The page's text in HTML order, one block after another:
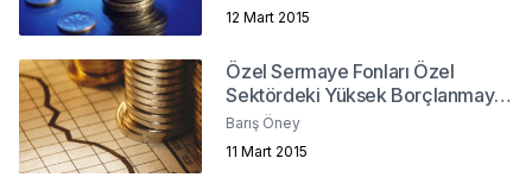
12 Mart 2015
Özel Sermaye Fonları Özel
Sektördeki Yüksek Borçlanmaya
Çözüm Olabilir Mi?
Barış Öney
11 Mart 2015